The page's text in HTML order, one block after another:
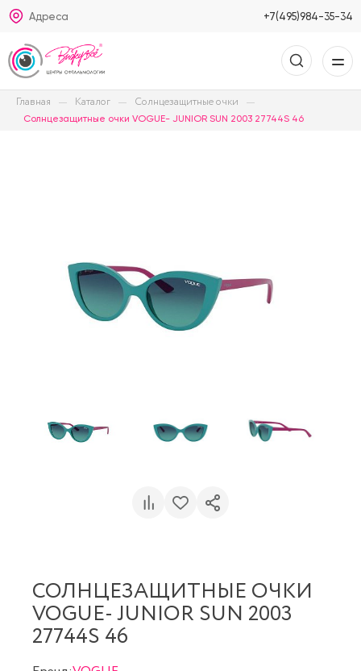
Адреса +7(495)984-35-34
Главная Каталог Солнцезащитные очки
Солнцезащитные очки VOGUE- JUNIOR SUN 2003 27744S 46
СОЛНЦЕЗАЩИТНЫЕ ОЧКИ
VOGUE- JUNIOR SUN 2003
27744S 46